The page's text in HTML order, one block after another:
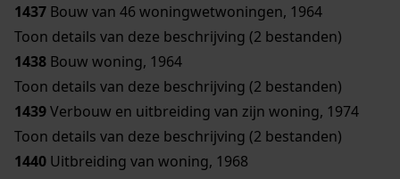
1437 Bouw van 46 woningwetwoningen, 1964
Toon details van deze beschrijving (2 bestanden)
1438 Bouw woning, 1964
Toon details van deze beschrijving (2 bestanden)
1439Verbouw en uitbreiding van zijn woning, 1974
Toon details van deze beschrijving (2 bestanden)
1440 Uitbreiding van woning, 1968